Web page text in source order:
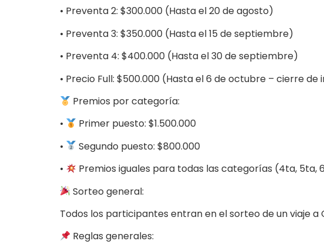
• Preventa 2: $300.000 (Hasta el 20 de agosto)
• Preventa 3: $350.000 (Hasta el 15 de septiembre)
• Preventa 4: $400.000 (Hasta el 30 de septiembre)
• Precio Full: $500.000 (Hasta el 6 de octubre – cierre de
Premios por categoría:
•
Primer puesto: $1.500.000
•
Segundo puesto: $800.000
•
Premios iguales para todas las categorías (4ta, 5ta,
Sorteo general:
Todos los participantes entran en el sorteo de un viaje a
Reglas generales: